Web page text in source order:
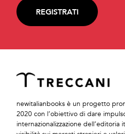
REGISTRATI
newitalianbooks è un progetto
2020 con l’obiettivo di dare
internazionalizzazione dell’editoria